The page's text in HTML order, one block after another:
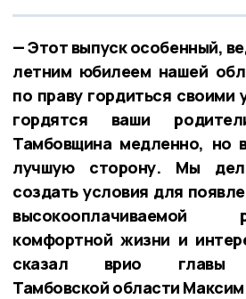
— Этот выпуск особенный,
летним юбилеем нашей
по праву гордиться своими
гордятся ваши
Тамбовщина медленно, но
лучшую сторону. Мы
создать условия для
комфортной жизни и
сказал врио главы
Тамбовской области Максим